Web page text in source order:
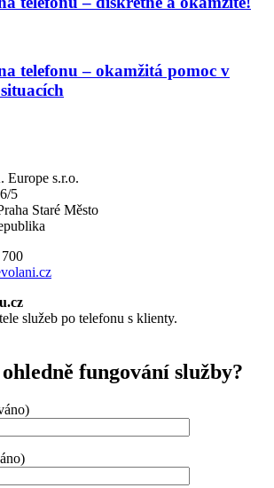
telefonu – okamžitá pomoc v
Europe s.r.o.
5
Staré Město
služeb po telefonu s klienty.
fungování služby?